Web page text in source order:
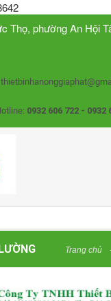
Thọ, phường An Hội
0932 606 722 - 0932
Trang chủ